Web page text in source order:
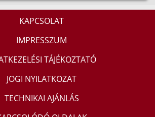
KAPCSOLAT
IMPRESSZUM
TÁJÉKOZTATÓ
JOGI NYILATKOZAT
TECHNIKAI AJÁNLÁS